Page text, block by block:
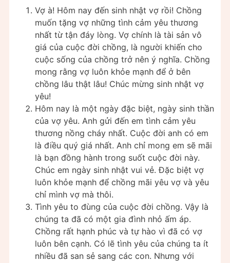
Vợ à! Hôm nay đến sinh nhật vợ rồi! Chồng
muốn tặng vợ những tình cảm yêu thương
nhất từ tận đáy lòng. Vợ chính là tài sản vô
giá của cuộc đời chồng, là người khiến cho
cuộc sống của chồng trở nên ý nghĩa. Chồng
mong rằng vợ luôn khỏe mạnh để ở bên
chồng lâu thật lâu! Chúc mừng sinh nhật vợ
yêu!
Hôm nay là một ngày đặc biệt, ngày sinh thần
của vợ yêu. Anh gửi đến em tình cảm yêu
thương nồng cháy nhất. Cuộc đời anh có em
là điều quý giá nhất. Anh chỉ mong em sẽ mãi
là bạn đồng hành trong suốt cuộc đời này.
Chúc em ngày sinh nhật vui vẻ. Đặc biệt vợ
luôn khỏe mạnh để chồng mãi yêu vợ và yêu
chỉ mình vợ mà thôi.
Tình yêu to đùng của cuộc đời chồng. Vậy là
chúng ta đã có một gia đình nhỏ ấm áp.
Chồng rất hạnh phúc và tự hào vì đã có vợ
luôn bên cạnh. Có lẽ tình yêu của chúng ta ít
nhiều đã san sẻ sang các con. Nhưng với